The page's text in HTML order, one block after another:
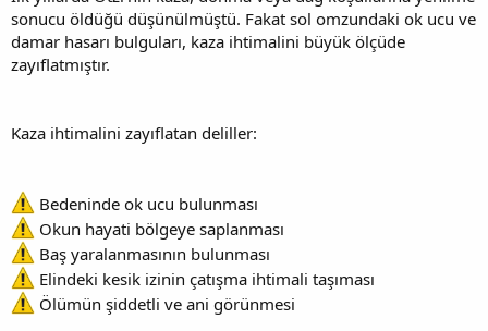
sonucu öldüğü düşünülmüştü. Fakat sol omzundaki ok ucu ve
damar hasarı bulguları, kaza ihtimalini büyük ölçüde
zayıflatmıştır.
Kaza ihtimalini zayıflatan deliller:
Bedeninde ok ucu bulunması
Okun hayati bölgeye saplanması
Baş yaralanmasının bulunması
Elindeki kesik izinin çatışma ihtimali taşıması
Ölümün şiddetli ve ani görünmesi